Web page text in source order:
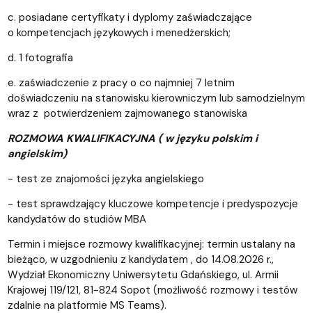
c. posiadane certyfikaty i dyplomy zaświadczające
o kompetencjach językowych i menedżerskich;
d. 1 fotografia
e. zaświadczenie z pracy o co najmniej 7 letnim
doświadczeniu na stanowisku kierowniczym lub samodzielnym
wraz z potwierdzeniem zajmowanego stanowiska
ROZMOWA KWALIFIKACYJNA ( w języku polskim i
angielskim)
- test ze znajomości języka angielskiego
- test sprawdzający kluczowe kompetencje i predyspozycje
kandydatów do studiów MBA
Termin i miejsce rozmowy kwalifikacyjnej: termin ustalany na
bieżąco, w uzgodnieniu z kandydatem , do 14.08.2026 r.,
Wydział Ekonomiczny Uniwersytetu Gdańskiego, ul. Armii
Krajowej 119/121, 81-824 Sopot (możliwość rozmowy i testów
zdalnie na platformie MS Teams).